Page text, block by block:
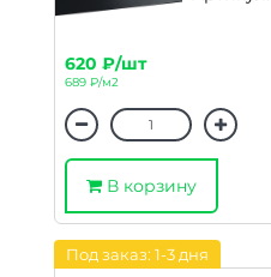
620 ₽/шт
689 ₽/м2
В корзину
Под заказ: 1-3 дня